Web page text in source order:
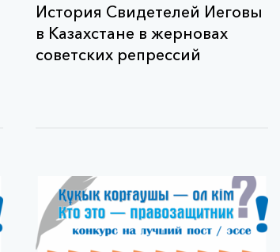
История Свидетелей Иеговы
в Казахстане в жерновах
советских репрессий